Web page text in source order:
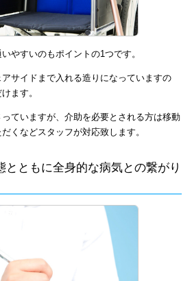
やすいのもポイントの1つです。
サイドまで入れる造りになっていますの
ます。
ていますが、介助を必要とされる方は移動
くなどスタッフが対応致します。
とともに全身的な病気との繋がり